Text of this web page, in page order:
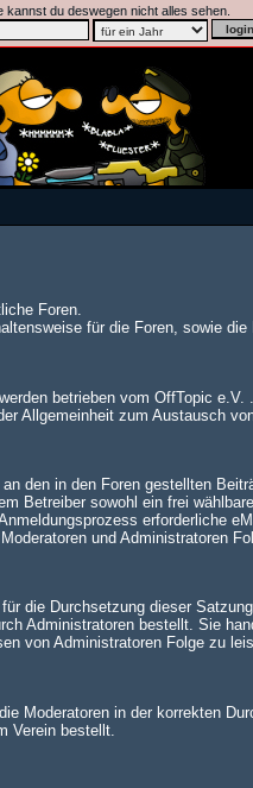
kannst du deswegen nicht alles sehen.
Foren.
für die Foren, sowie
betrieben vom OffTopic e.V. .
Allgemeinheit zum Austausch
den in den Foren gestellten
Betreiber sowohl ein frei
erforderliche
und Administratoren
die Durchsetzung dieser
Administratoren bestellt. Sie
von Administratoren Folge zu
Moderatoren in der korrekten
Verein bestellt.